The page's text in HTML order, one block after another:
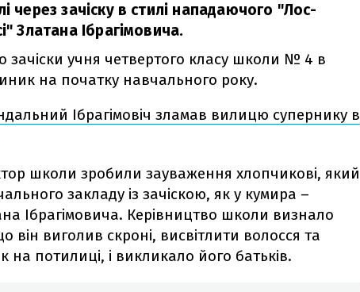
через зачіску в стилі нападаючого "Лос-
Златана Ібрагімовича.
зачіски учня четвертого класу школи № 4 в
на початку навчального року.
Ібрагімовіч зламав вилицю супернику в
школи зробили зауваження хлопчикові, який
закладу із зачіскою, як у кумира –
Ібрагімовича. Керівництво школи визнало
він виголив скроні, висвітлити волосся та
на потилиці, і викликало його батьків.